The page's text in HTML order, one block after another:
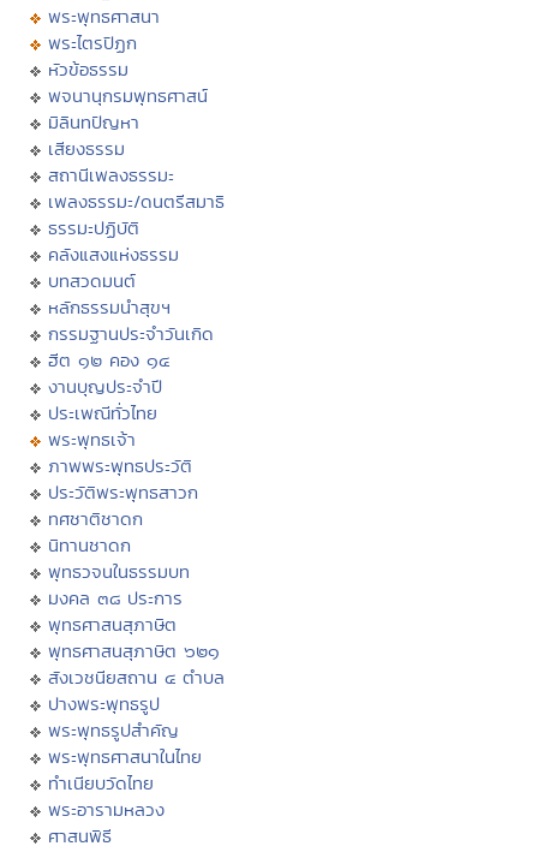
พระพุทธศาสนา
พระไตรปิฏก
หัวข้อธรรม
พจนานุกรมพุทธศาสน์
มิลินทปัญหา
เสียงธรรม
สถานีเพลงธรรมะ
เพลงธรรมะ/ดนตรีสมาธิ
ธรรมะปฏิบัติ
คลังแสงแห่งธรรม
บทสวดมนต์
หลักธรรมนำสุขฯ
กรรมฐานประจำวันเกิด
ฮีต ๑๒ คอง ๑๔
งานบุญประจำปี
ประเพณีทั่วไทย
พระพุทธเจ้า
ภาพพระพุทธประวัติ
ประวัติพระพุทธสาวก
ทศชาติชาดก
นิทานชาดก
พุทธวจนในธรรมบท
มงคล ๓๘ ประการ
พุทธศาสนสุภาษิต
พุทธศาสนสุภาษิต ๖๒๑
สังเวชนียสถาน ๔ ตำบล
ปางพระพุทธรูป
พระพุทธรูปสำคัญ
พระพุทธศาสนาในไทย
ทำเนียบวัดไทย
พระอารามหลวง
ศาสนพิธี